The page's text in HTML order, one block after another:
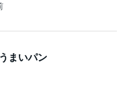
まいパン